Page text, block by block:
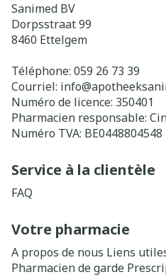
Sanimed BV
Dorpsstraat 99
8460 Ettelgem
Téléphone: 059 26 73 39
Courriel: info@
Numéro de licence: 350401
Pharmacien responsable:
Numéro TVA: BE0448804548
Service à la clientèle
FAQ
Votre pharmacie
A propos de nous Liens
Pharmacien de garde